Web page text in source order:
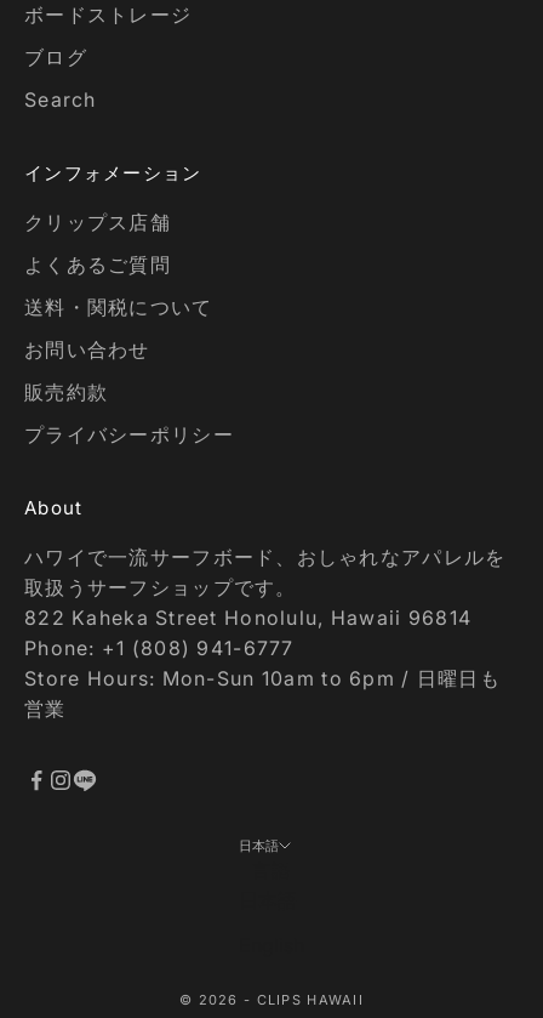
ボードストレージ
ブログ
Search
インフォメーション
クリップス店舗
よくあるご質問
送料・関税について
お問い合わせ
販売約款
プライバシーポリシー
About
ハワイで一流サーフボード、おしゃれなアパレルを
取扱うサーフショップです。
822 Kaheka Street Honolulu, Hawaii 96814
Phone: +1 (808) 941-6777
Store Hours: Mon-Sun 10am to 6pm / 日曜日も
営業
日本語
© 2026 - CLIPS HAWAII